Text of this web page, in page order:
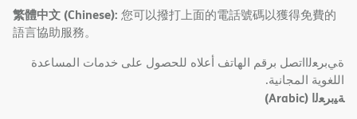
繁體中文 (Chinese): 您可以撥打上面的電話號碼以獲得免費的
語言協助服務。
ةﻲﺑﺮﻌﻟااﺗﺼﻞ ﺑﺮﻗﻢ اﻟﮭﺎﺗﻒ أﻋﻼه ﻟﻠﺤﺼﻮل ﻋﻠﻰ ﺧﺪﻣﺎت اﻟﻤﺴﺎﻋﺪة
اﻟﻠﻐﻮﯾﺔ اﻟﻤﺠﺎﻧﯿﺔ.
ﺔﯿﺑﺮﻌﻟا (Arabic)